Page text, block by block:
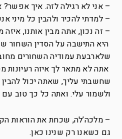
– אני לא רגילה לזה. איך
– למדתי להכיר ולהבין כל מיני
– זה נכון, אתה מבין אותנו,
היא התישבה על הסדין השחור
שלארבעת עמודיה השחורים
אתה לא מתאר לך איזה רעיונות
שחשבתי עליך, שאתה יכול
ולשמור עלי. ואתה כל כך טוב עם
– מלכה’לה, שכחת את הוראות
גם כשאנו רק שנינו כאן.